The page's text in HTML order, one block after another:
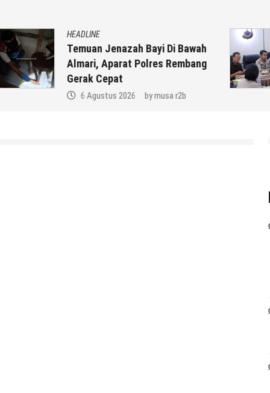
HEADLINE
Temuan Jenazah Bayi Di Bawah
Almari, Aparat Polres Rembang
Gerak Cepat
6 Agustus 2026 bymusa r2b